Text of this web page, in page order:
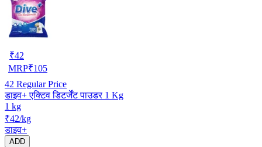
₹42
MRP₹105
42 Regular Price
डाइव+ एक्टिव डिटर्जेंट पाउडर 1 Kg
1 kg
₹42/kg
डाइव+
ADD